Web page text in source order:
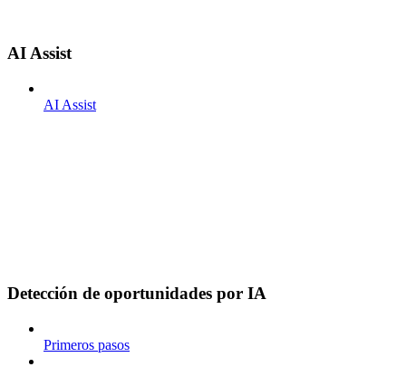
AI Assist
AI Assist
Detección de oportunidades por IA
Primeros pasos